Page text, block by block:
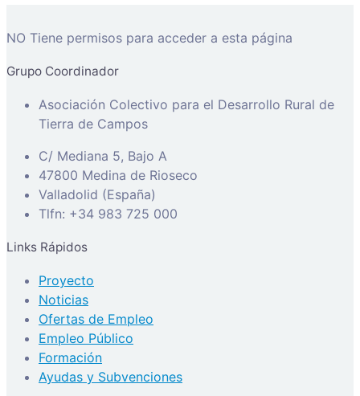
NO Tiene permisos para acceder a esta página
Grupo Coordinador
Asociación Colectivo para el Desarrollo Rural de
Tierra de Campos
C/ Mediana 5, Bajo A
47800 Medina de Rioseco
Valladolid (España)
Tlfn: +34 983 725 000
Links Rápidos
Proyecto
Noticias
Ofertas de Empleo
Empleo Público
Formación
Ayudas y Subvenciones